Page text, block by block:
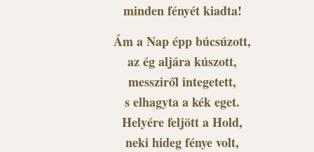
minden fényét kiadta!
Ám a Nap épp búcsúzott,
az ég aljára kúszott,
messziről integetett,
s elhagyta a kék eget.
Helyére feljött a Hold,
neki hideg fénye volt,